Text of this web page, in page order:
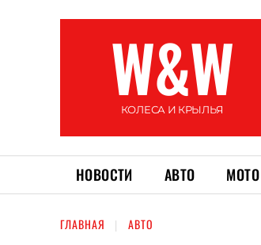
W&W
КОЛЕСА И КРЫЛЬЯ
НОВОСТИ АВТО МОТО
ГЛАВНАЯ АВТО